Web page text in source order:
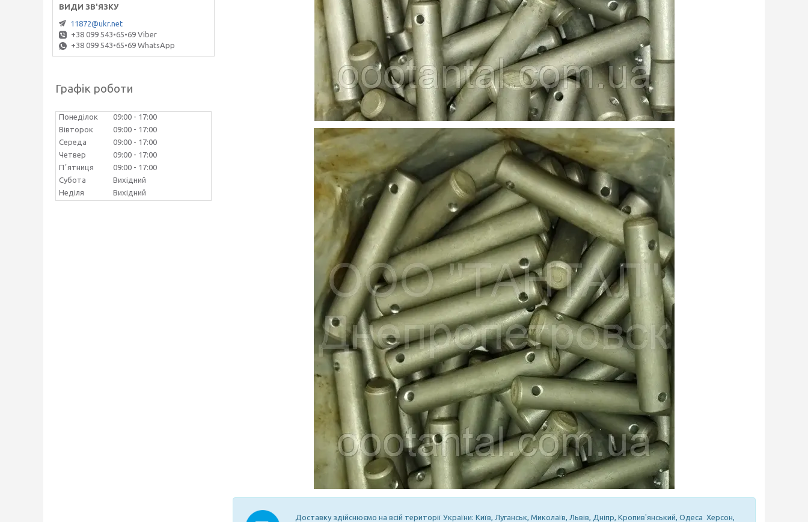
Доставку здійснюємо на всій території України: Київ, Луганськ, Миколаїв, Львів, Дніпр, Кропив'янський, Одеса Херсон,
11872@ukr.net
+38 099 543•65•69 Viber
+38 099 543•65•69 WhatsApp
Графік роботи
Понеділок 09:00
17:00
Вівторок
09:00
17:00
Середа
09:00
17:00
Четвер
09:00
17:00
Пʼятниця
09:00
17:00
Субота
Вихідний
Неділя
Вихідний